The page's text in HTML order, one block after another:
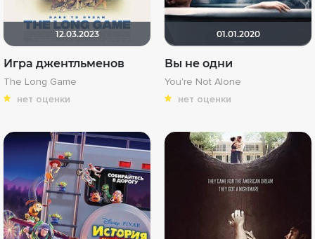
12.03.2023
Игра джентльменов
The Long Game
нет оценки
01.01.2020
Вы не одни
You're Not Alone
нет оценки